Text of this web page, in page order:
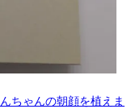
ちゃんの朝顔を植えま